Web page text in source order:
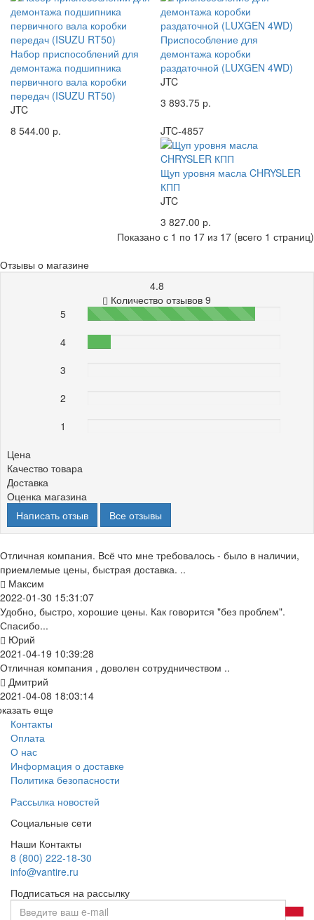
Набор приспособлений для
демонтажа подшипника
первичного вала коробки
передач (ISUZU RT50)
JTC
8 544.00 р.
Приспособление для
демонтажа коробки
раздаточной (LUXGEN 4WD)
JTC
3 893.75 р.
JTC-4857
Щуп уровня масла CHRYSLER
КПП
JTC
3 827.00 р.
Показано с 1 по 17 из 17 (всего 1 страниц)
Отзывы о магазине
4.8
Количество отзывов 9
5
87%
4
3
2
1
Цена
Качество товара
Доставка
Оценка магазина
Написать отзыв
Все отзывы
Отличная компания. Всё что мне требовалось - было в наличии,
приемлемые цены, быстрая доставка. ..
Максим
2022-01-30 15:31:07
Удобно, быстро, хорошие цены. Как говорится "без проблем".
Спасибо...
Юрий
2021-04-19 10:39:28
Отличная компания , доволен сотрудничеством ..
Дмитрий
2021-04-08 18:03:14
еще
Контакты
Оплата
О нас
Информация о доставке
Политика безопасности
Рассылка новостей
Социальные сети
Наши Контакты
8 (800) 222-18-30
info@vantire.ru
Подписаться на рассылку